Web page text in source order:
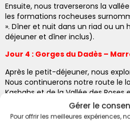
Gérer le
Pour offrir les meilleures expériences,
Ensuite, nous traverserons la vallée du Dadès pour admirer
les formations rocheuses
». Dîner et nuit dans un riad ou
déjeuner et dîner inclus).
Jour 4 : Gorges du Dadès –
Après le petit-déjeuner, nous explorerons la vallée du Dadès.
Nous continuerons notre route le
Kasbahs et de la Vallée des Roses
kasbah de Taourirt à Ouarzazate.